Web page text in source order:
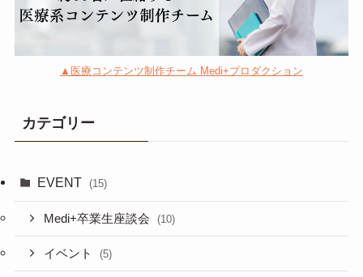
▲医療コンテンツ制作チーム Medi+プロダクション
カテゴリー
EVENT (15)
Medi+卒業生座談会 (10)
イベント (5)